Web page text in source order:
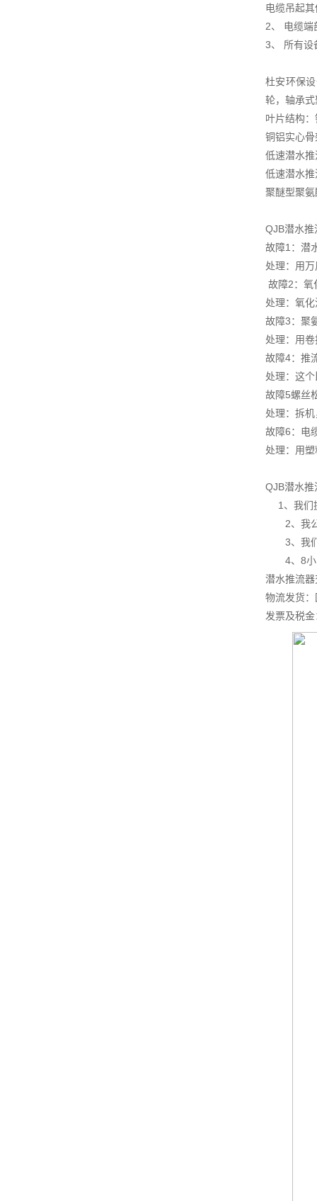
电缆吊起
2、 电缆端
3、 所有设
杜安环保
轮，轴承
叶片结构
铜铝实心
低速潜水
低速潜水
聚醚型聚
QJB潜水
故障1：潜
处理：用
故障2：氧
处理：氧
故障3：聚
处理：用
故障4：推
处理：这
故障5螺丝
处理：拆
故障6：电
处理：用
QJB潜水
1、我们
2、我公
3、我们
4、8小
潜水推流
物流发货
发票及税